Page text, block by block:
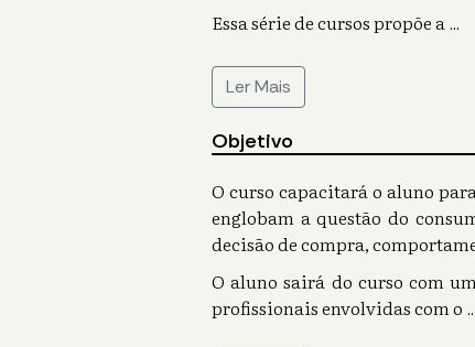
Essa série de cursos propõe a...
Ler Mais
Objetivo
O curso capacitará o aluno
englobam a questão do
decisão de compra,
O aluno sairá do curso com
profissionais envolvidas com o ...